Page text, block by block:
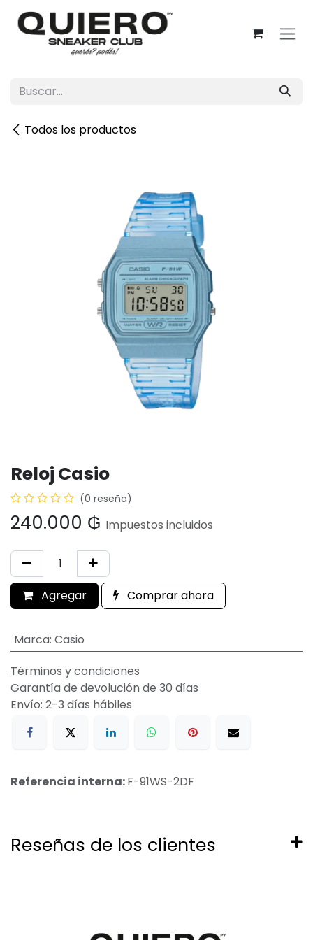
Ir al contenido
Todos los productos
Reloj Casio
(0 reseña)
240.000 ₲ Impuestos incluidos
Agregar Comprar ahora
Marca: Casio
Términos y condiciones
Garantía de devolución de 30 días
Envío: 2-3 días hábiles
Referencia interna:F-91WS-2DF
Reseñas de los clientes